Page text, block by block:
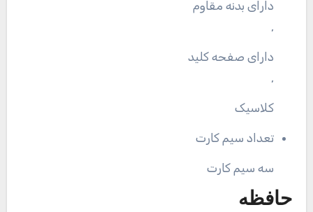
دارای بدنه مقاوم
,
دارای صفحه کلید
,
کلاسیک
تعداد سیم کارت
سه سیم کارت
حافظه